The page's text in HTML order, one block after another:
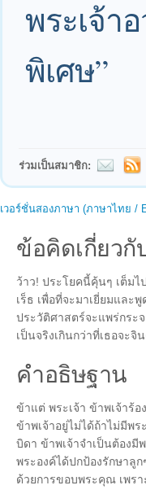
พระเจ้า
พิเศษ”
ร่วมเป็นสมาชิก:
เวอร์ชั่นสองภาษา (ภาษาไทย /
ข้อคิดเกี่ยว
ว้าว! ประโยคนี้คุ้นๆ เต็ม
เร็ธ เพื่อที่จะมาเยี่ยมแล
ประวัติศาสตร์จะแพร่กระ
เป็นจริงเกินกว่าที่เธอจะ
คำอธิษฐาน
ข้าแต่ พระเจ้า ข้าพเจ้าร้
ข้าพเจ้าอยู่ไม่ได้ถ้าไม่มีพ
บิดา ข้าพเจ้าจำเป็นต้องมี
พระองค์ได้ปกป้องรักษาลู
ด้วยการขอบพระคุณ เพร